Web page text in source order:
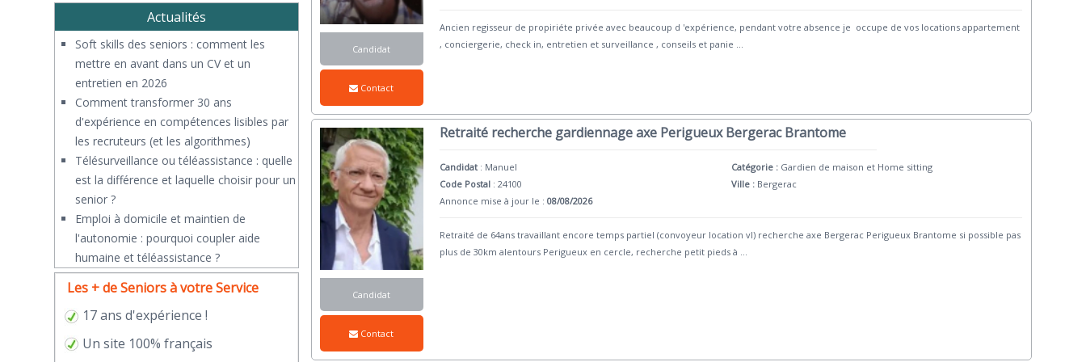
Candidat
Contact
Ancien regisseur de propiriéte privée avec beaucoup d 'expérience, pendant votre absence je occupe de vos locations appartement
, conciergerie, check in, entretien et surveillance , conseils et panie
Candidat
Contact
Retraité recherche gardiennage axe Perigueux Bergerac Brantome
Candidat : Manuel
Code Postal : 24100
Annonce mise à jour le :08/08/2026
Catégorie : Gardien de maison et Home sitting
Ville : Bergerac
Retraité de 64ans travaillant encore temps partiel (convoyeur location vl) recherche axe Bergerac Perigueux Brantome si possible pas
plus de 30km alentours Perigueux en cercle, recherche petit pieds à
Actualités
Soft skills des seniors : comment les
mettre en avant dans un CV et un
entretien en 2026
Comment transformer 30 ans
d'expérience en compétences lisibles par
les recruteurs (et les algorithmes)
Télésurveillance ou téléassistance : quelle
est la différence et laquelle choisir pour un
senior ?
​Emploi à domicile et maintien de
l'autonomie : pourquoi coupler aide
humaine et téléassistance ?
Les + de Seniors à votre Service
17 ans d'expérience !
Un site 100% français